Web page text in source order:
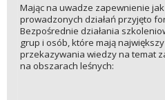
Mając na uwadze zapewnienie
prowadzonych działań przyjęto
Bezpośrednie działania
grup i osób, które mają
przekazywania wiedzy na temat
na obszarach leśnych: